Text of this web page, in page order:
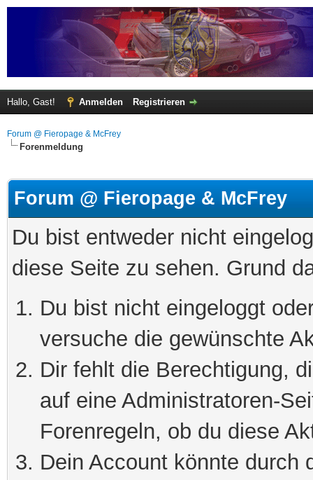
Hallo, Gast! Anmelden Registrieren
Forum @ Fieropage & McFrey
Forenmeldung
Forum @ Fieropage & McFrey
Du bist entweder nicht
diese Seite zu sehen. Grund
Du bist nicht eingeloggt
versuche die gewünschte
Dir fehlt die Berechtigung,
auf eine Administratoren-
Forenregeln, ob du diese
Dein Account könnte durch